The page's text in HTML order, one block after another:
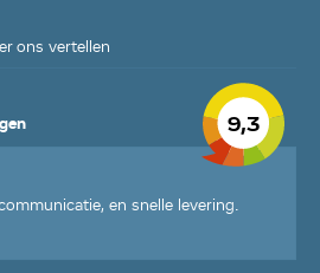
ons vertellen
9,3
en snelle levering.